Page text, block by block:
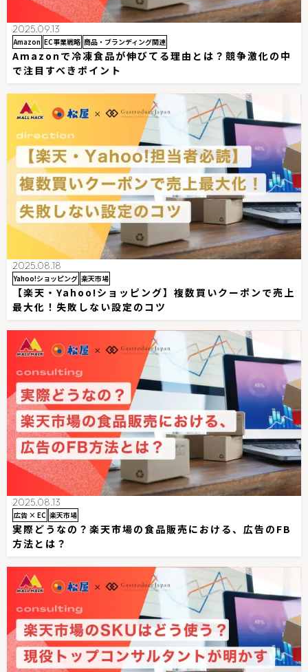
2025.09.13
Amazon EC事業戦略 商品・ブランディング関連
Amazonで冷凍食品が伸びてる理由とは？競争激化の中
で注目すべきポイント
2025.08.18
Yahoo!ショッピング 楽天市場
【楽天・Yahoo!ショッピング】複数買いクーポンで売上
最大化！失敗しない設定のコツ
2025.08.13
広告 × EC 楽天市場
実際どうなの？楽天市場の食品販売における、広告のFB
方法とは？